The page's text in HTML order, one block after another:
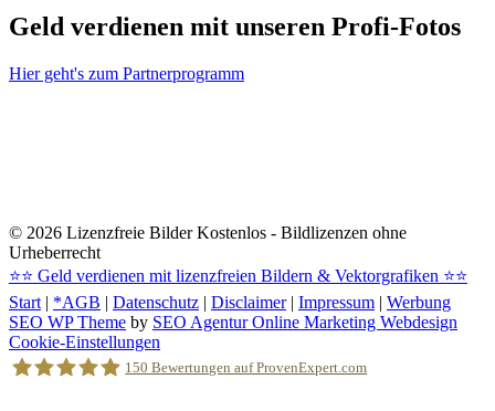
Geld verdienen mit unseren Profi-Fotos
Hier geht's zum Partnerprogramm
© 2026 Lizenzfreie Bilder Kostenlos - Bildlizenzen ohne
Urheberrecht
⭐⭐ Geld verdienen mit lizenzfreien Bildern & Vektorgrafiken ⭐⭐
Start | *AGB | Datenschutz | Disclaimer| Impressum | Werbung
SEO WP Theme by SEO Agentur Online Marketing Webdesign
Nach
oben
scrollen
Cookie-Einstellungen
150 Bewertungen auf ProvenExpert.com